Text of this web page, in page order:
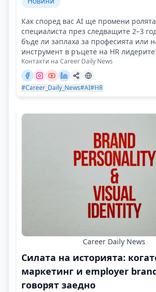
Как според вас AI ще промени
специалиста през следващите 2–3
бъде ли заплаха за професията или
инструмент в ръцете на HR
Контакти на Career Daily News
#Career_Daily_News#AI#HR
Career Daily News
Силата на историята:
маркетинг и employer
говорят заедно